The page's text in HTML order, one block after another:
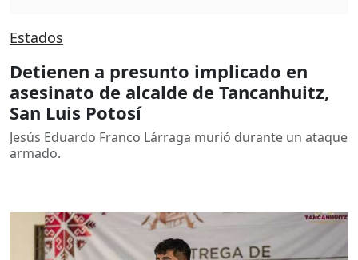
Estados
Detienen a presunto implicado en
asesinato de alcalde de Tancanhuitz,
San Luis Potosí
Jesús Eduardo Franco Lárraga murió durante un ataque
armado.